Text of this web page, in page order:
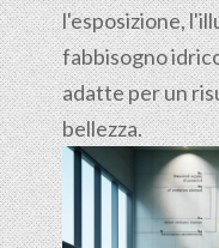
l'esposizione,
fabbisogno
adatte per un
bellezza.